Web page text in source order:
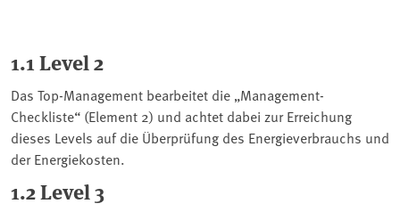
1.1 Level 2
Das Top-Management bearbeitet die „Management-
Checkliste“ (Element 2) und achtet dabei zur Erreichung
dieses Levels auf die Überprüfung des Energieverbrauchs und
der Energiekosten.
1.2 Level 3